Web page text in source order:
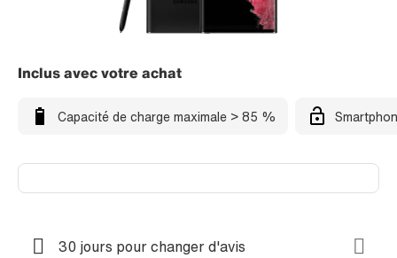
Inclus avec votre achat
Capacité de charge maximale > 85 %
30 jours pour changer d'avis